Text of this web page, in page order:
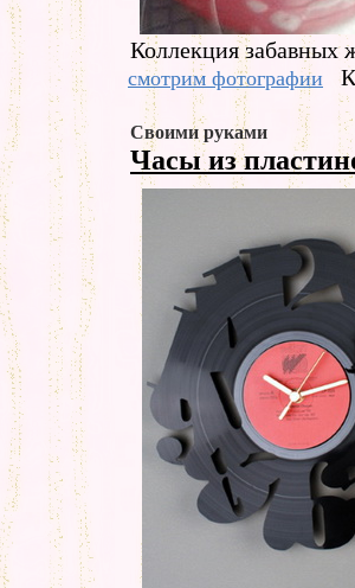
Коллекция забавных
смотрим фотографии
Своими руками
Часы из